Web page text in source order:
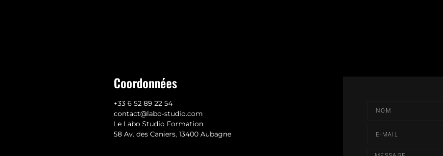
Coordonnées
+33 6 52 89 22 54
contact@labo-studio.com
Le Labo Studio Formation
58 Av. des Caniers, 13400 Aubagne